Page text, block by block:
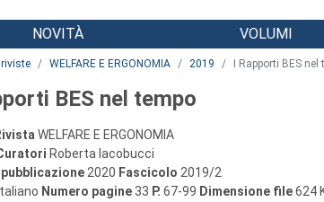
NOVITÀ VOLUMI
riviste WELFARE E ERGONOMIA 2019 I Rapporti BES nel
BES nel tempo
WELFARE E ERGONOMIA
Roberta Iacobucci
2020 Fascicolo 2019/2
Italiano Numero pagine 33 P. 67-99 Dimensione file624